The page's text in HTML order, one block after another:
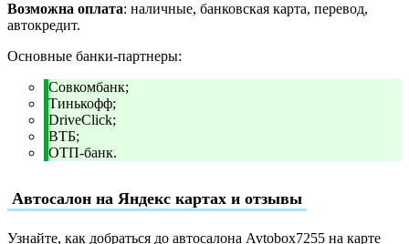
Возможна оплата: наличные, банковская карта, перевод,
автокредит.
Основные банки-партнеры:
Совкомбанк;
Тинькофф;
DriveClick;
ВТБ;
ОТП-банк.
Автосалон на Яндекс картах и отзывы
Узнайте, как добраться до автосалона Avtobox7255 на карте